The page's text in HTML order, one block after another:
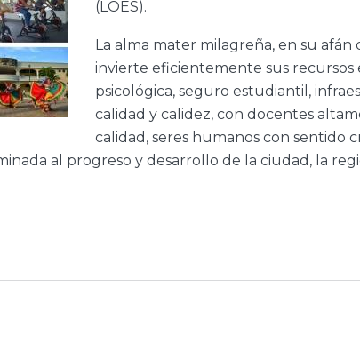
(LOES).
La alma mater milagreña, en su
invierte eficientemente sus recursos
psicológica, seguro estudiantil,
calidad y calidez, con docentes
calidad, seres humanos con sentido
al progreso y desarrollo de la ciudad, la